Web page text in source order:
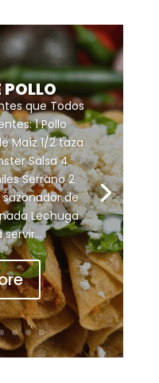
POLLO
que Todos
1 Pollo
Maíz 1/2 taza
Salsa 4
Serrano 2
sazonador de
Lechuga